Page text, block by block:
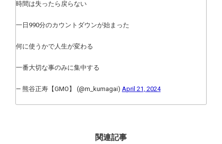
時間は失ったら戻らない
一日990分のカウントダウンが始まった
何に使うかで人生が変わる
一番大切な事のみに集中する
— 熊谷正寿【GMO】 (@m_kumagai) April 21, 2024
関連記事